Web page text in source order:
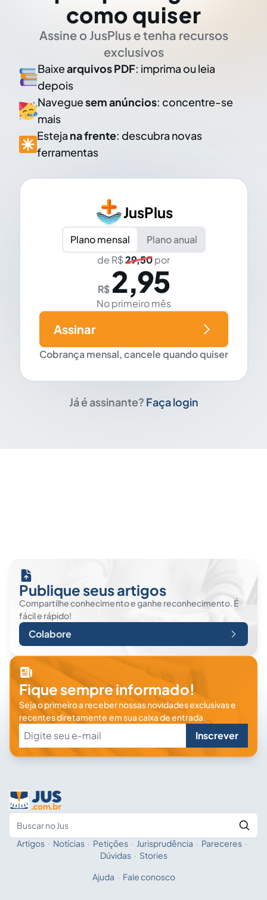
como quiser
Assine o JusPlus e tenha recursos
exclusivos
Baixearquivos PDF: imprima ou leia
depois
Naveguesem anúncios: concentre-se
mais
Esteja na frente: descubra novas
ferramentas
JusPlus
Plano mensal
Plano anual
de R$29,50por
R$ 2,95
No primeiro mês
Cobrança mensal, cancele quando quiser
Assinar
Já é assinante? Faça login
Publique seus artigos
Compartilhe conhecimento e ganhe reconhecimento. É
fácil e rápido!
Colabore
Fique sempre informado!
Seja o primeiro a receber nossas novidades exclusivas e
recentes diretamente em sua caixa de entrada.
Inscrever
Fale com a IA
Artigos · Notícias · Petições · Jurisprudência · Pareceres ·
Dúvidas · Stories
Ajuda · Fale conosco